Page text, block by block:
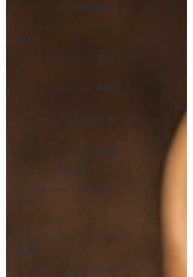
Korean Culture 韓國朝鮮文化
Chinese Language Course 中
文課程
Thai Language Course 泰語課
程
Chinese Music Course 華樂課
程
English Language Course 英
語課程
Pastel Nagomi Art 和諧粉彩
Study Tour Info
Chinese Tea Art & Culture 中
Chinatown Tour 唐人街導覽